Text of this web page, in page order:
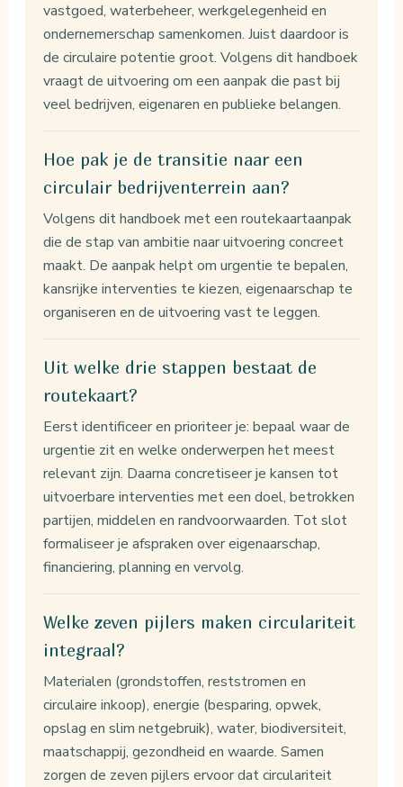
vastgoed, waterbeheer, werkgelegenheid en
ondernemerschap samenkomen. Juist daardoor is
de circulaire potentie groot. Volgens dit handboek
vraagt de uitvoering om een aanpak die past bij
veel bedrijven, eigenaren en publieke belangen.
Hoe pak je de transitie naar een
circulair bedrijventerrein aan?
Volgens dit handboek met een routekaartaanpak
die de stap van ambitie naar uitvoering concreet
maakt. De aanpak helpt om urgentie te bepalen,
kansrijke interventies te kiezen, eigenaarschap te
organiseren en de uitvoering vast te leggen.
Uit welke drie stappen bestaat de
routekaart?
Eerst identificeer en prioriteer je: bepaal waar de
urgentie zit en welke onderwerpen het meest
relevant zijn. Daarna concretiseer je kansen tot
uitvoerbare interventies met een doel, betrokken
partijen, middelen en randvoorwaarden. Tot slot
formaliseer je afspraken over eigenaarschap,
financiering, planning en vervolg.
Welke zeven pijlers maken circulariteit
integraal?
Materialen (grondstoffen, reststromen en
circulaire inkoop), energie (besparing, opwek,
opslag en slim netgebruik), water, biodiversiteit,
maatschappij, gezondheid en waarde. Samen
zorgen de zeven pijlers ervoor dat circulariteit